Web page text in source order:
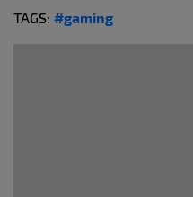
TAGS: #gaming